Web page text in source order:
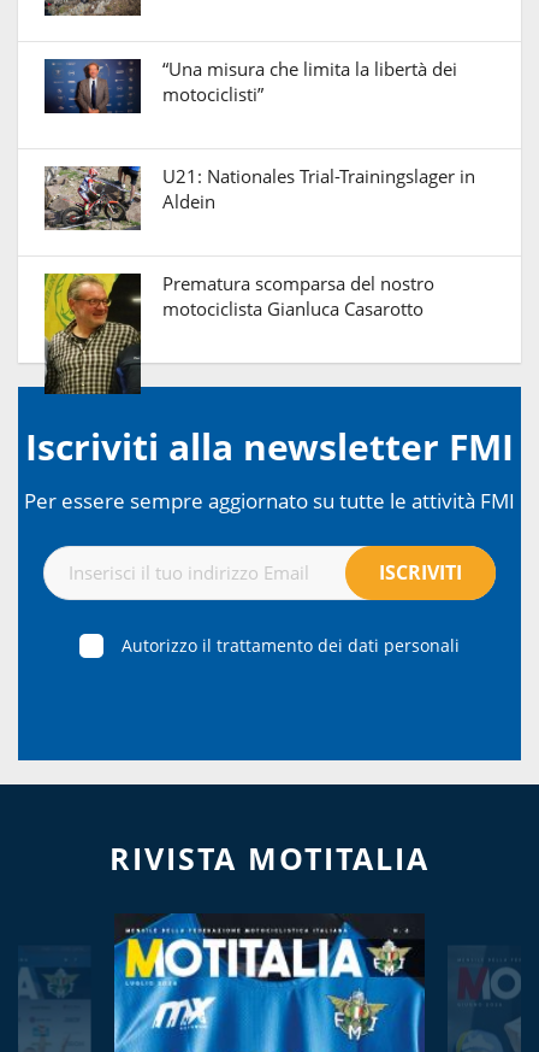
“Una misura che limita la libertà dei
motociclisti”
U21: Nationales Trial-Trainingslager in
Aldein
Prematura scomparsa del nostro
motociclista Gianluca Casarotto
Iscriviti alla newsletter FMI
Per essere sempre aggiornato su tutte le attività FMI
Autorizzo il trattamento dei dati personali
RIVISTA MOTITALIA